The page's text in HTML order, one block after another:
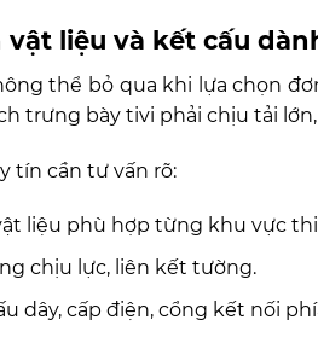
vật liệu và kết cấu
thể bỏ qua khi lựa chọn
trưng bày tivi phải chịu tải
tín cần tư vấn rõ:
liệu phù hợp từng khu vực
chịu lực, liên kết tường.
dây, cấp điện, cổng kết nối